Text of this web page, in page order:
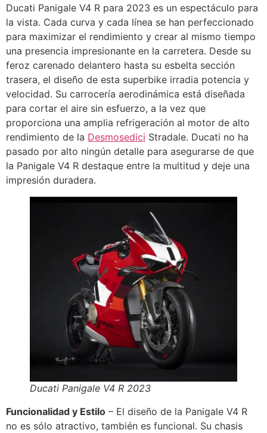
Ducati Panigale V4 R para 2023 es un espectáculo para
la vista. Cada curva y cada línea se han perfeccionado
para maximizar el rendimiento y crear al mismo tiempo
una presencia impresionante en la carretera. Desde su
feroz carenado delantero hasta su esbelta sección
trasera, el diseño de esta superbike irradia potencia y
velocidad. Su carrocería aerodinámica está diseñada
para cortar el aire sin esfuerzo, a la vez que
proporciona una amplia refrigeración al motor de alto
rendimiento de la Desmosedici Stradale. Ducati no ha
pasado por alto ningún detalle para asegurarse de que
la Panigale V4 R destaque entre la multitud y deje una
impresión duradera.
Ducati Panigale V4 R 2023
Funcionalidad y Estilo – El diseño de la Panigale V4 R
no es sólo atractivo, también es funcional. Su chasis